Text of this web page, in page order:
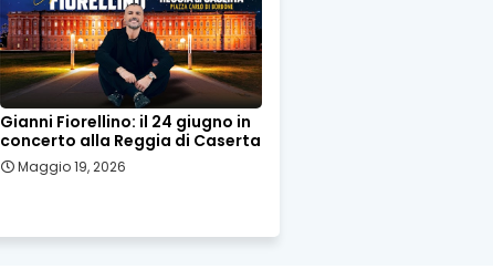
Gianni Fiorellino: il 24 giugno in
concerto alla Reggia di Caserta
Maggio 19, 2026